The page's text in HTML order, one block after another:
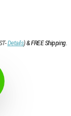
Details)&FREE Shipping.